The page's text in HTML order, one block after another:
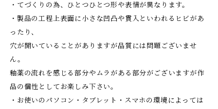
・てづくりの為、ひとつひとつ形や表情が異なります。
・製品の工程上表面に小さな凹凸や貫入といわれるヒビがあ
ったり、
穴が開いていることがありますが品質には問題ございませ
ん。
釉薬の流れを感じる部分やムラがある部分がございますが作
品の個性としてお楽しみ下さい。
・お使いのパソコン・タブレット・スマホの環境によっては